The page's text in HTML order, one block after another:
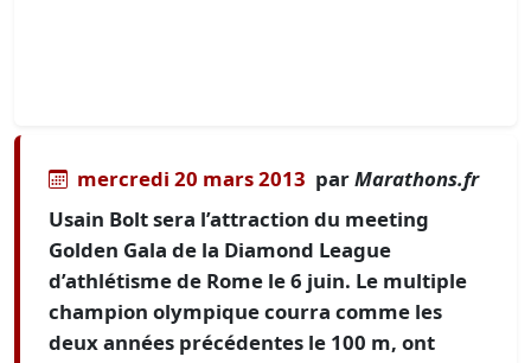
mercredi 20 mars 2013 parMarathons.fr
Usain Bolt sera l’attraction du meeting
Golden Gala de la Diamond League
d’athlétisme de Rome le 6 juin. Le multiple
champion olympique courra comme les
deux années précédentes le 100 m, ont